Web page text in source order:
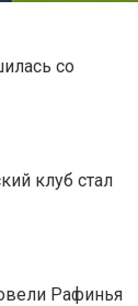
со
клуб стал
Рафинья